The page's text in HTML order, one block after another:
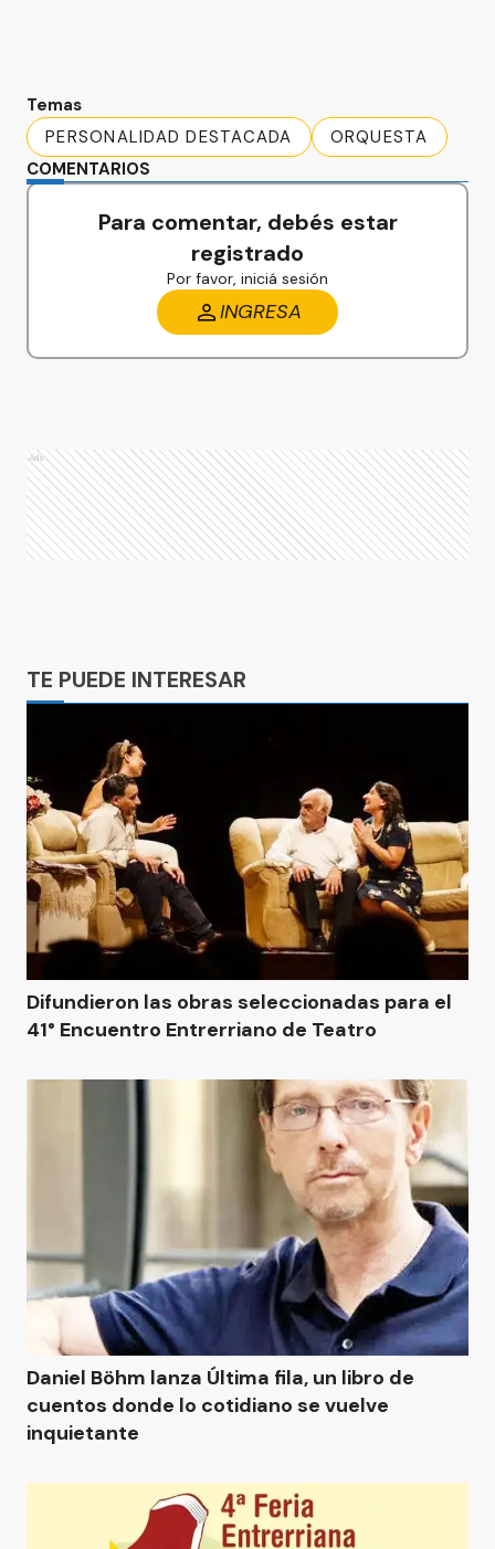
Temas
PERSONALIDAD DESTACADA
ORQUESTA
COMENTARIOS
Para comentar, debés estar
registrado
Por favor, iniciá sesión
INGRESA
Ads
TE PUEDE INTERESAR
Difundieron las obras seleccionadas para el
41° Encuentro Entrerriano de Teatro
Daniel Böhm lanza Última fila, un libro de
cuentos donde lo cotidiano se vuelve
inquietante